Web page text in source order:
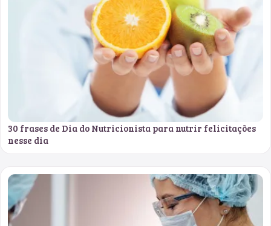
30 frases de Dia do Nutricionista para nutrir felicitações
nesse dia